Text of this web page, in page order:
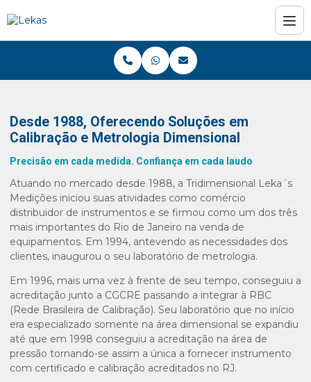
Desde 1988, Oferecendo Soluções em
Calibração e Metrologia Dimensional
Precisão em cada medida. Confiança em cada laudo
Atuando no mercado desde 1988, a Tridimensional Leka´s
Medições iniciou suas atividades como comércio
distribuidor de instrumentos e se firmou como um dos três
mais importantes do Rio de Janeiro na venda de
equipamentos. Em 1994, antevendo as necessidades dos
clientes, inaugurou o seu laboratório de metrologia.
Em 1996, mais uma vez à frente de seu tempo, conseguiu a
acreditação junto a CGCRE passando a integrar à RBC
(Rede Brasileira de Calibração). Seu laboratório que no início
era especializado somente na área dimensional se expandiu
até que em 1998 conseguiu a acreditação na área de
pressão tornando-se assim a única a fornecer instrumento
com certificado e calibração acreditados no RJ.